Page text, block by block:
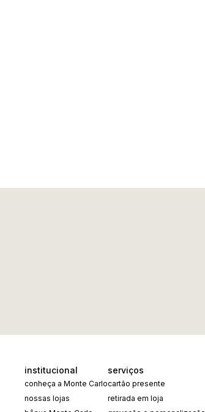
institucional
conheça a Monte Carlo
nossas lojas
serviços
cartão presente
retirada em loja